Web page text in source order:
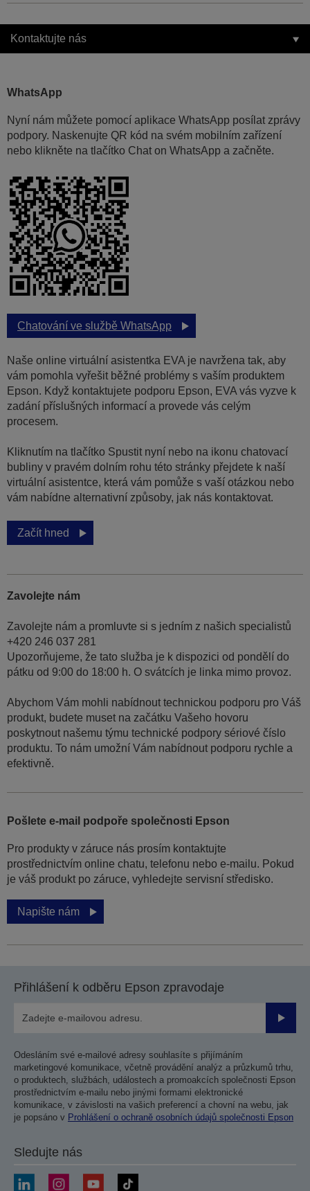
Kontaktujte nás
WhatsApp
Nyní nám můžete pomocí aplikace WhatsApp posílat zprávy
podpory. Naskenujte QR kód na svém mobilním zařízení
nebo klikněte na tlačítko Chat on WhatsApp a začněte.
Chatování ve službě WhatsApp
Naše online virtuální asistentka EVA je navržena tak, aby
vám pomohla vyřešit běžné problémy s vaším produktem
Epson. Když kontaktujete podporu Epson, EVA vás vyzve k
zadání příslušných informací a provede vás celým
procesem.
Kliknutím na tlačítko Spustit nyní nebo na ikonu chatovací
bubliny v pravém dolním rohu této stránky přejdete k naší
virtuální asistentce, která vám pomůže s vaší otázkou nebo
vám nabídne alternativní způsoby, jak nás kontaktovat.
Začít hned
Zavolejte nám
Zavolejte nám a promluvte si s jedním z našich specialistů
+420 246 037 281
Upozorňujeme, že tato služba je k dispozici od pondělí do
pátku od 9:00 do 18:00 h. O svátcích je linka mimo provoz.
Abychom Vám mohli nabídnout technickou podporu pro Váš
produkt, budete muset na začátku Vašeho hovoru
poskytnout našemu týmu technické podpory sériové číslo
produktu. To nám umožní Vám nabídnout podporu rychle a
efektivně.
Pošlete e-mail podpoře společnosti Epson
Pro produkty v záruce nás prosím kontaktujte
prostřednictvím online chatu, telefonu nebo e-mailu. Pokud
je váš produkt po záruce, vyhledejte servisní středisko.
Napište nám
Přihlášení k odběru Epson zpravodaje
Odesláním své e-mailové adresy souhlasíte s přijímáním
marketingové komunikace, včetně provádění analýz a průzkumů trhu,
o produktech, službách, událostech a promoakcích společnosti Epson
prostřednictvím e-mailu nebo jinými formami elektronické
komunikace, v závislosti na vašich preferencí a chovní na webu, jak
je popsáno v Prohlášení o ochraně osobních údajů společnosti Epson
Sledujte nás